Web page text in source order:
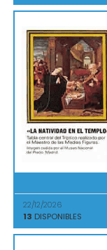
22/12/2026
13 DISPONIBLES